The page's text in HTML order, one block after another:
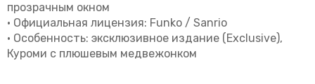
прозрачным окном
• Официальная лицензия: Funko / Sanrio
• Особенность: эксклюзивное издание (Exclusive),
Куроми с плюшевым медвежонком